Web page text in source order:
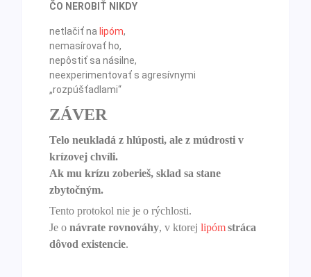
ČO NEROBIŤ NIKDY
netlačiť na lipóm,
nemasírovať ho,
nepôstiť sa násilne,
neexperimentovať s agresívnymi
„rozpúšťadlami“
ZÁVER
Telo neukladá z hlúposti, ale z múdrosti v
krízovej chvíli.
Ak mu krízu zoberieš, sklad sa stane
zbytočným.
Tento protokol nie je o rýchlosti.
Je o návrate rovnováhy, v ktorej lipómstráca
dôvod existencie.